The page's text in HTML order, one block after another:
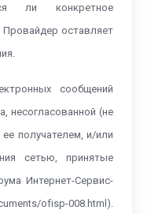
ли конкретное
оставляет
сообщений
несогласованной (не
получателем, и/или
сетью, принятые
Интернет-Сервис-
ofisp-008.html).